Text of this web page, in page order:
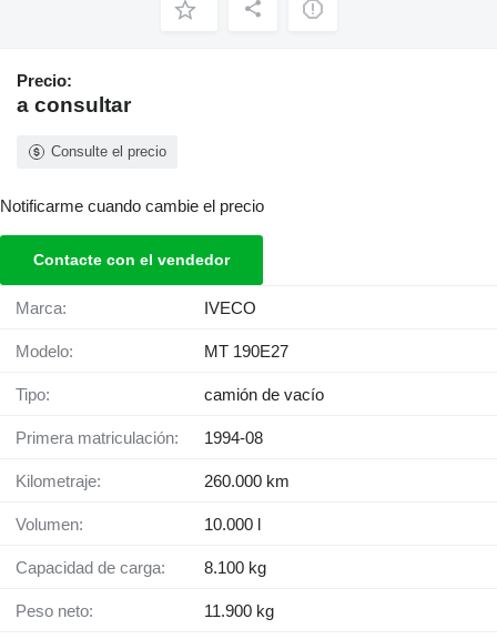
Precio:
a consultar
Consulte el precio
Notificarme cuando cambie el precio
Contacte con el vendedor
Marca: IVECO
Modelo: MT 190E27
Tipo: camión de vacío
Primera matriculación: 1994-08
Kilometraje: 260.000 km
Volumen: 10.000 l
Capacidad de carga: 8.100 kg
Peso neto: 11.900 kg